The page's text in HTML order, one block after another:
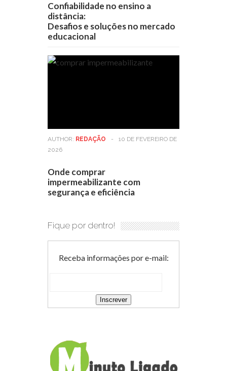
Confiabilidade no ensino a
distância:
Desafios e soluções no mercado
educacional
AUTHOR: REDAÇÃO -
10 DE FEVEREIRO DE
2026
Onde comprar
impermeabilizante com
segurança e eficiência
Fique por dentro!
Receba informações por e-mail: